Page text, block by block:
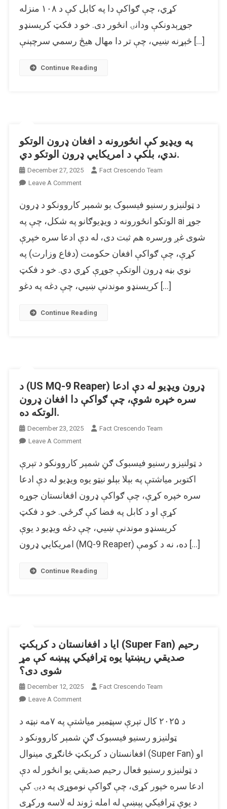
۱۰۸
ودانۍ
جوړېدو
حقیقت
کړي، چې ګواکې دا په کابل کې د ۱۰۸ منزله
جوړېدونکې ودانۍ انځور دی. خو د فکټ کریسنډو
څېړنه ښیي، چې تر دا مهال هیڅ رسمي سرچېنې […]
Continue Reading
په ویډیو کې انځورونه د افغان ډرون الوتکو
ندي، بلکې د امریکایي ډرون الوتکو دي.
December 27, 2025
Fact Crescendo Team
Leave A CommentOn
ویډیو
کې
انځورونه
د
افغان
الوتکو
ندي،
د
د ټولنیزو رسنیو فیسبوک یو شمېر کاروونکو د ډرون
الوتکو انځورونه د ویډیوګانو په شکل، چې په ai جوړ
شوی غږ ورسره هم ثبت دی، له دې ادعا سره خپرې
کړې، چې ګواکې افغان حکومت (دفاع وزارت) په
نوي بڼه ډرون الوتکې جوړې کړي دي. خو د فکټ
کریسنډو موندنې ښیي، چې دغه په دغو […]
Continue Reading
د (US MQ-9 Reaper) ډرون ویډیو له دې ادعا
سره خپره شوې، چې ګواکې دا افغان ډرون
الوتکه ده.
December 23, 2025
Fact Crescendo Team
Leave A CommentOn
(US
9
Reaper)
ډرون
له
دې
سره
افغان
الوتکه
د ټولنیزو رسنیو فیسبوک ګڼ شمېر کاروونکو د تېرې
اکتوبر میاشتې په بېلا بېلو نیټو یوه ویډیو له دې ادعا
سره خپره کړې، چې ګواکې ډرون افغانستان جوړه
کړې او د کابل په فضا کې ګرځي. خو د فکټ
کریسنډو موندنې ښیي، چې دغه ویډیو د یوې
امریکایي ډرون (MQ-9 Reaper) ده، نه د کومې […]
Continue Reading
ایا د افغانستان د کرېکټ (Super Fan) رحیم
صدیقي رېښتیا یوه ټرافیکي پېښه کې مړ
شوی دی؟
December 12, 2025
Fact Crescendo Team
Leave A CommentOn
د
افغانستان
کرېکټ
(Super
رحیم
صدیقي
د ۲۰۲۵ کال تېرې سپټمبر میاشتې په ۷مه نېټه د
ټولنیزو رسنیو فیسبوک ګڼ شمېر کاروونکو د
افغانستان د کرېکټ ځانګړي مینوال (Super Fan) او
د ټولنیزو رسنیو فعال رحیم صدیقي یو انځور له دې
ادعا سره خپور کړی، چې ګواکې نوموړی په دبۍ کې
د یوې ټرافیکي پېښې له امله ژوند له لاسه ورکړی